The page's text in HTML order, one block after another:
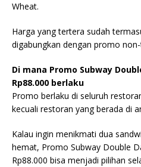
Wheat.
Harga yang tertera sudah
digabungkan dengan promo
Di mana Promo Subway
Rp88.000 berlaku
Promo berlaku di seluruh
kecuali restoran yang berada di
Kalau ingin menikmati dua
hemat, Promo Subway Double
Rp88.000 bisa menjadi pilihan